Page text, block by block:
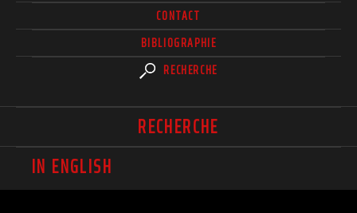
CONTACT
BIBLIOGRAPHIE
RECHERCHE
RECHERCHE
IN ENGLISH